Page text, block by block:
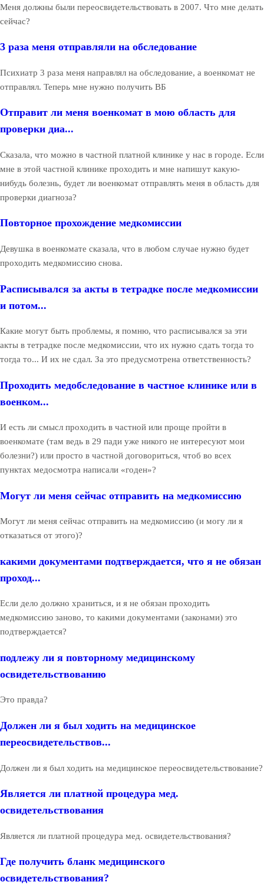
Меня должны были переосвидетельствовать в 2007. Что мне делать
сейчас?
3 раза меня отправляли на обследование
Психиатр 3 раза меня направлял на обследование, а военкомат не
отправлял. Теперь мне нужно получить ВБ
Отправит ли меня военкомат в мою область для
проверки диа...
Сказала, что можно в частной платной клинике у нас в городе. Если
мне в этой частной клинике проходить и мне напишут какую-
нибудь болезнь, будет ли военкомат отправлять меня в область для
проверки диагноза?
Повторное прохождение медкомиссии
Девушка в военкомате сказала, что в любом случае нужно будет
проходить медкомиссию снова.
Расписывался за акты в тетрадке после медкомиссии
и потом...
Какие могут быть проблемы, я помню, что расписывался за эти
акты в тетрадке после медкомиссии, что их нужно сдать тогда то
тогда то... И их не сдал. За это предусмотрена ответственность?
Проходить медобследование в частное клинике или в
военком...
И есть ли смысл проходить в частной или проще пройти в
военкомате (там ведь в 29 пади уже никого не интересуют мои
болезни?) или просто в частной договориться, чтоб во всех
пунктах медосмотра написали «годен»?
Могут ли меня сейчас отправить на медкомиссию
Могут ли меня сейчас отправить на медкомиссию (и могу ли я
отказаться от этого)?
какими документами подтверждается, что я не обязан
проход...
Если дело должно храниться, и я не обязан проходить
медкомиссию заново, то какими документами (законами) это
подтверждается?
подлежу ли я повторному медицинскому
освидетельствованию
Это правда?
Должен ли я был ходить на медицинское
переосвидетельствов...
Должен ли я был ходить на медицинское переосвидетельствование?
Является ли платной процедура мед.
освидетельствования
Является ли платной процедура мед. освидетельствования?
Где получить бланк медицинского
освидетельствования?